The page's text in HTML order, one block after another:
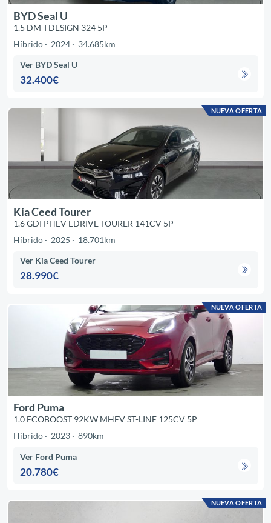
BYD Seal U
1.5 DM-I DESIGN 324 5P
Híbrido
2024 34.685km
Ver BYD Seal U
32.400€
NUEVA OFERTA
Kia Ceed Tourer
1.6 GDI PHEV EDRIVE TOURER 141CV 5P
Híbrido
2025 18.701km
Ver Kia Ceed Tourer
28.990€
NUEVA OFERTA
Ford Puma
1.0 ECOBOOST 92KW MHEV ST-LINE 125CV 5P
Híbrido
2023 890km
Ver Ford Puma
20.780€
NUEVA OFERTA